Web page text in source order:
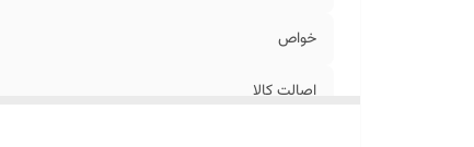
خواص
اصالت کالا